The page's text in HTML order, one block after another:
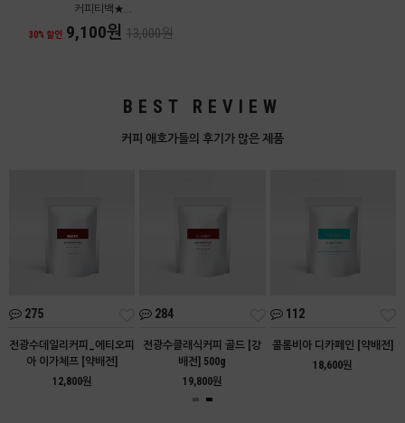
커피티백★...
30% 할인 9,100원 13,000원
BEST REVIEW
커피 애호가들의 후기가 많은 제품
275
전광수데일리커피_에티오피
아 이가체프 [약배전]
12,800원
284
전광수클래식커피 골드 [강
배전] 500g
19,800원
112
콜롬비아 디카페인 [약배전]
18,600원